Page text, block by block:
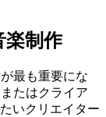
楽制作
最も重要にな
たはクライア
いクリエイター